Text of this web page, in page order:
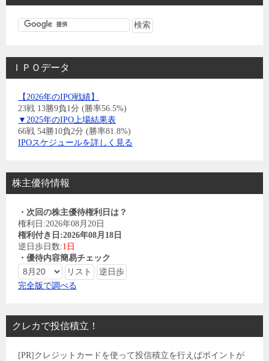
ＩＰＯデータ
【2026年のIPO戦績】
23戦 13勝9負1分 (勝率56.5%)
▼2025年のIPO上場結果表
66戦 54勝10負2分 (勝率81.8%)
IPOスケジュールを詳しく見る
株主優待情報
・次回の株主優待権利日は？
権利日:2026年08月20日
権利付き日:2026年08月18日
逆日歩日数:1日
・優待内容簡易チェック
完全版で調べる
クレカで投信積立！
[PR]クレジットカードを使って投信積立を行えばポイントが